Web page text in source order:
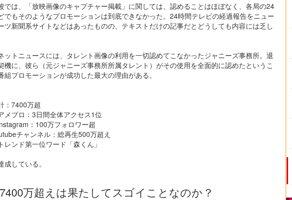
では、「放映画像のキャプチャー掲載」に関しては、認めることはほぼなく、各局の24
でもそのようなプロモーションは到底できなかった。24時間テレビの経過報告をニュー
ツ新聞系サイトなどはあったものの、テキストだけの記事だとどうしても内容には乏し
ットニュースには、タレント画像の利用を一切認めてこなかったジャニーズ事務所。退
機に、彼ら（元ジャニーズ事務所所属タレント）がその使用を全面的に認めたというこ
組プロモーションが成功した最大の理由がある。
：7400万超
メブロ：3日間全体アクセス1位
：100万フォロワー超
チャンネル：総再生500万超え
レンド第一位ワード「森くん」
している。
万超えは果たしてスゴイことなのか？